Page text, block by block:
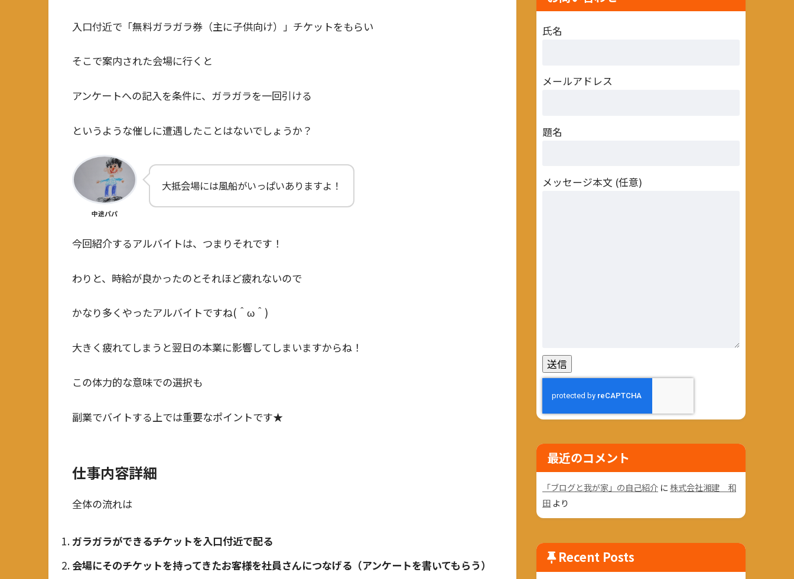
入口付近で「無料ガラガラ券（主に子供向け）」チケットをもらい
そこで案内された会場に行くと
アンケートへの記入を条件に、ガラガラを一回引ける
というような催しに遭遇したことはないでしょうか？
中途パパ
大抵会場には風船がいっぱいありますよ！
今回紹介するアルバイトは、つまりそれです！
わりと、時給が良かったのとそれほど疲れないので
かなり多くやったアルバイトですね(＾ω＾)
大きく疲れてしまうと翌日の本業に影響してしまいますからね！
この体力的な意味での選択も
副業でバイトする上では重要なポイントです★
仕事内容詳細
全体の流れは
ガラガラができるチケットを入口付近で配る
会場にそのチケットを持ってきたお客様を社員さんにつなげる（アンケートを書いてもらう）
氏名
メールアドレス
題名
メッセージ本文 (任意)
最近のコメント
「ブログと我が家」の自己紹介 に株式会社湘建 和
田 より
Recent Posts